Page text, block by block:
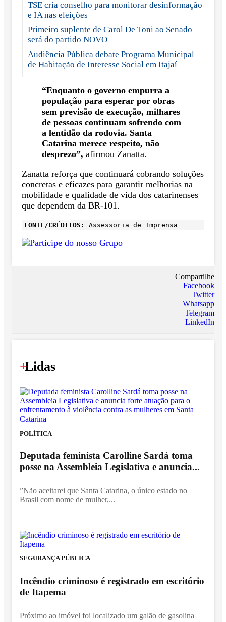
TSE cria conselho para monitorar desinformação
e IA nas eleições
Primeiro suplente de Carol De Toni ao Senado
será do partido NOVO
Audiência Pública debate Programa Municipal
de Habitação de Interesse Social em Itajaí
“Enquanto o governo empurra a
população para esperar por obras
sem previsão de execução, milhares
de pessoas continuam sofrendo com
a lentidão da rodovia. Santa
Catarina merece respeito, não
desprezo”, afirmou Zanatta.
Zanatta reforça que continuará cobrando soluções
concretas e eficazes para garantir melhorias na
mobilidade e qualidade de vida dos catarinenses
que dependem da BR-101.
FONTE/CRÉDITOS: Assessoria de Imprensa
Compartilhe
Facebook
Twitter
Whatsapp
Telegram
LinkedIn
+
Lidas
POLÍTICA
Deputada feminista Carolline Sardá toma
posse na Assembleia Legislativa e anuncia...
”Não aceitarei que Santa Catarina, o único estado no
Brasil com nome de mulher,...
SEGURANÇA PÚBLICA
Incêndio criminoso é registrado em escritório
de Itapema
Próximo ao imóvel foi localizado um galão de gasolina